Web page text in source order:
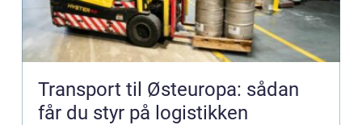
Transport til Østeuropa: sådan
får du styr på logistikken